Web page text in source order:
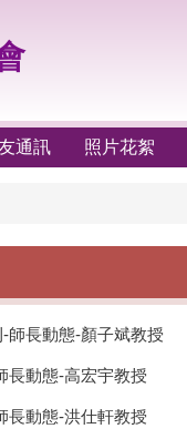
通訊 照片花絮
師長動態-顏子斌教授
長動態-高宏宇教授
長動態-洪仕軒教授